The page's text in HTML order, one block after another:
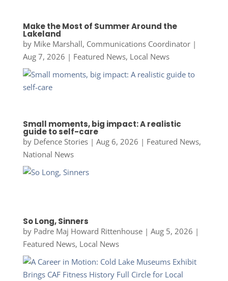
Make the Most of Summer Around the
Lakeland
by Mike Marshall, Communications Coordinator|
Aug 7, 2026 | Featured News, Local News
Small moments, big impact: A realistic
guide to self-care
by Defence Stories| Aug 6, 2026 | Featured News,
National News
So Long, Sinners
by Padre Maj Howard Rittenhouse| Aug 5, 2026 |
Featured News, Local News